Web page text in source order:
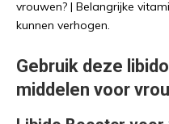
vrouwen? | Belangrijke
kunnen verhogen.
Gebruik deze
middelen voor